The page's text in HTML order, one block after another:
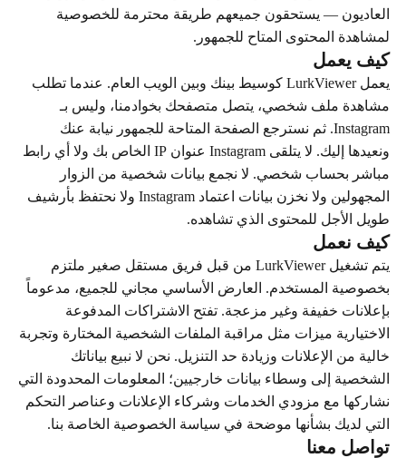
العاديون — يستحقون جميعهم طريقة محترمة للخصوصية
لمشاهدة المحتوى المتاح للجمهور.
كيف يعمل
يعمل LurkViewer كوسيط بينك وبين الويب العام. عندما تطلب
مشاهدة ملف شخصي، يتصل متصفحك بخوادمنا، وليس بـ
Instagram. ثم نسترجع الصفحة المتاحة للجمهور نيابة عنك
ونعيدها إليك. لا يتلقى Instagram عنوان IP الخاص بك ولا أي رابط
مباشر بحساب شخصي. لا نجمع بيانات شخصية من الزوار
المجهولين ولا نخزن بيانات اعتماد Instagram ولا نحتفظ بأرشيف
طويل الأجل للمحتوى الذي تشاهده.
كيف نعمل
يتم تشغيل LurkViewer من قبل فريق مستقل صغير ملتزم
بخصوصية المستخدم. العارض الأساسي مجاني للجميع، مدعوماً
بإعلانات خفيفة وغير مزعجة. تفتح الاشتراكات المدفوعة
الاختيارية ميزات مثل مراقبة الملفات الشخصية المختارة وتجربة
خالية من الإعلانات وزيادة حد التنزيل. نحن لا نبيع بياناتك
الشخصية إلى وسطاء بيانات خارجيين؛ المعلومات المحدودة التي
نشاركها مع مزودي الخدمات وشركاء الإعلانات وعناصر التحكم
التي لديك بشأنها موضحة في سياسة الخصوصية الخاصة بنا.
تواصل معنا